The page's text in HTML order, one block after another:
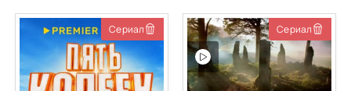
Сериал Сериал